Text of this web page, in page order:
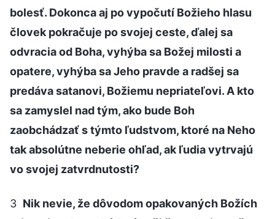
bolesť. Dokonca aj po vypočutí Božieho hlasu
človek pokračuje po svojej ceste, ďalej sa
odvracia od Boha, vyhýba sa Božej milosti a
opatere, vyhýba sa Jeho pravde a radšej sa
predáva satanovi, Božiemu nepriateľovi. A kto
sa zamyslel nad tým, ako bude Boh
zaobchádzať s týmto ľudstvom, ktoré na Neho
tak absolútne neberie ohľad, ak ľudia vytrvajú
vo svojej zatvrdnutosti?
3 Nik nevie, že dôvodom opakovaných Božích